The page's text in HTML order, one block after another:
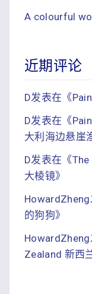
A colourful
近期评论
D发表在《
D发表在《
大利海边悬崖
D发表在《The
大棱镜》
HowardZheng
的狗狗》
HowardZheng
Zealand 新西